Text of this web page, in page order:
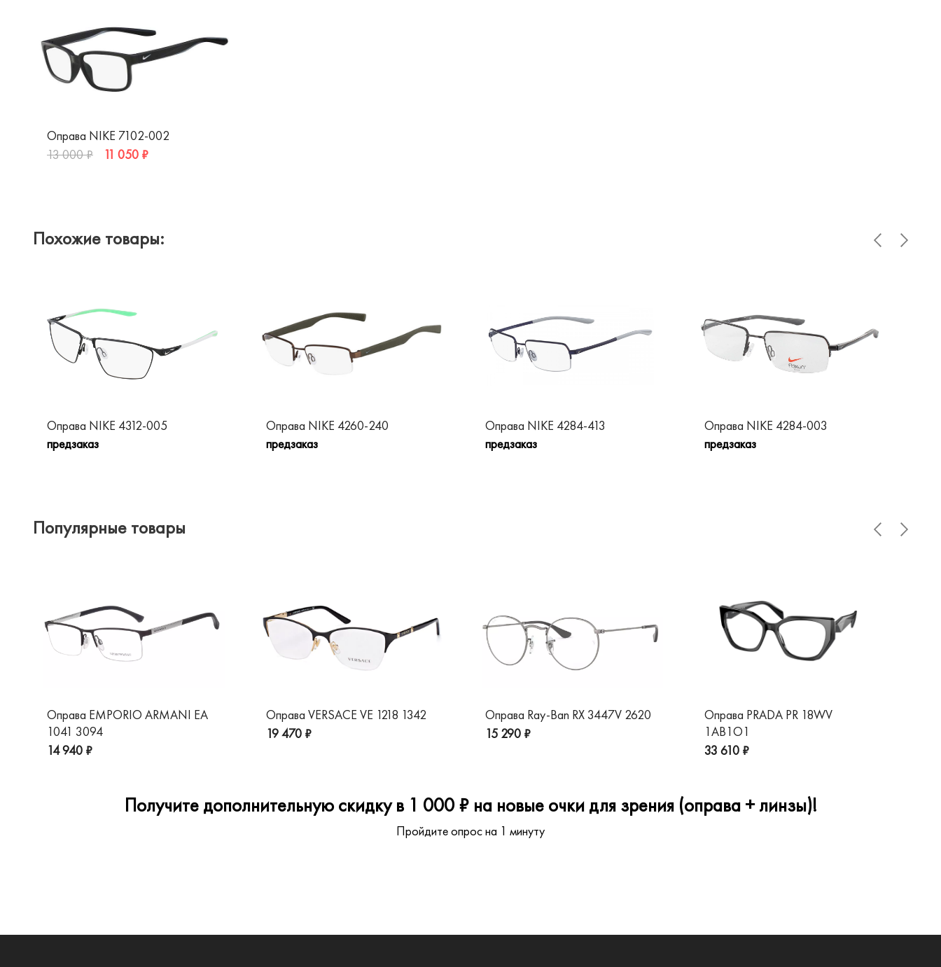
Оправа NIKE 7102-002
13 000 ₽
11 050 ₽
Похожие товары:
Оправа NIKE 4312-005
предзаказ
Оправа NIKE 4260-240
предзаказ
Оправа NIKE 4284-413
предзаказ
Оправа NIKE 4284-003
предзаказ
Популярные товары
Оправа EMPORIO ARMANI EA
1041 3094
14 940 ₽
Оправа VERSACE VE 1218 1342
19 470 ₽
Оправа Ray-Ban RX 3447V 2620
15 290 ₽
Оправа PRADA PR 18WV
1AB1O1
33 610 ₽
Получите дополнительную скидку в 1 000 ₽ на новые очки для зрения (оправа + линзы)!
Пройдите опрос на 1 минуту